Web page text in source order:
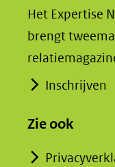
Het Expertise
brengt
Inschrijven
Zie ook